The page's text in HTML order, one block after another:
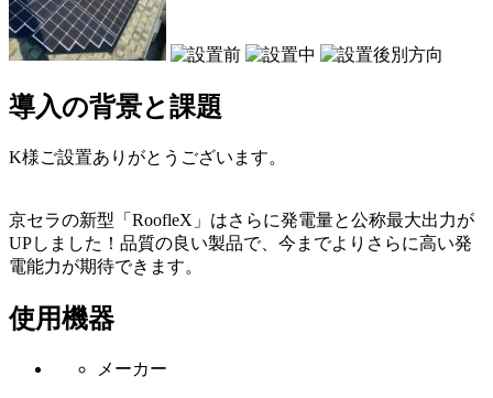
導入の背景と課題
K様ご設置ありがとうございます。
京セラの新型「RoofleX」はさらに発電量と公称最大出力が
UPしました！品質の良い製品で、今までよりさらに高い発
電能力が期待できます。
使用機器
メーカー